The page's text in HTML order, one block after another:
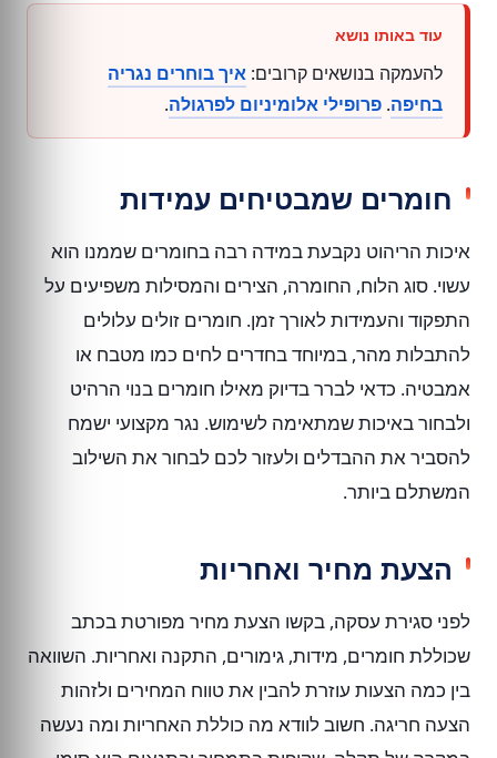
להעמקה בנושאים קרובים: איך בוחרים נגריה
בחיפה. פרופילי אלומיניום לפרגולה.
חומרים שמבטיחים עמידות
איכות הריהוט נקבעת במידה רבה בחומרים שממנו הוא
עשוי. סוג הלוח, החומרה, הצירים והמסילות משפיעים על
התפקוד והעמידות לאורך זמן. חומרים זולים עלולים
להתבלות מהר, במיוחד בחדרים לחים כמו מטבח או
אמבטיה. כדאי לברר בדיוק מאילו חומרים בנוי הרהיט
ולבחור באיכות שמתאימה לשימוש. נגר מקצועי ישמח
להסביר את ההבדלים ולעזור לכם לבחור את השילוב
המשתלם ביותר.
הצעת מחיר ואחריות
לפני סגירת עסקה, בקשו הצעת מחיר מפורטת בכתב
שכוללת חומרים, מידות, גימורים, התקנה ואחריות. השוואה
בין כמה הצעות עוזרת להבין את טווח המחירים ולזהות
הצעה חריגה. חשוב לוודא מה כוללת האחריות ומה נעשה